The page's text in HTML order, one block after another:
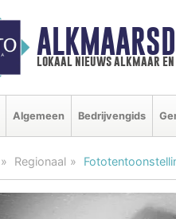
lokaal nieuws alkmaar
Algemeen Bedrijvengids
Regionaal